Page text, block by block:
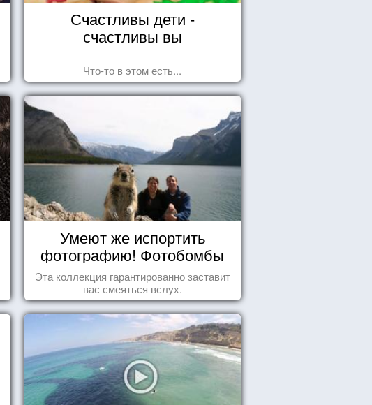
Счастливы дети -
счастливы вы
Что-то в этом есть...
Умеют же испортить
фотографию! Фотобомбы
животных
Эта коллекция гарантированно заставит
вас смеяться вслух.